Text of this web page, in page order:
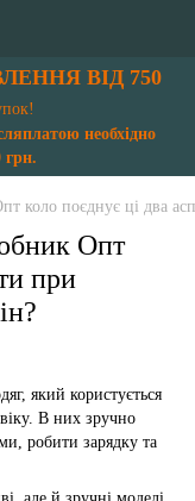
ВІД 750
необхідно
грн.
коло поєднує ці два
Опт
при
який користується
віку. В них зручно
робити зарядку та